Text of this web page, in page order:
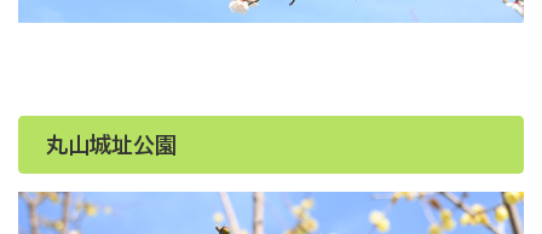
丸山城址公園